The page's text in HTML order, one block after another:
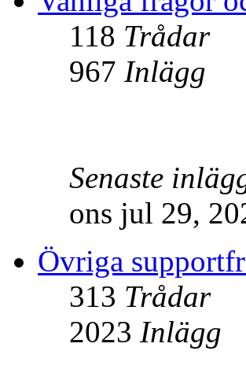
118 Trådar
967 Inlägg
Senaste
ons jul 29,
Övriga
313 Trådar
2023 Inlägg